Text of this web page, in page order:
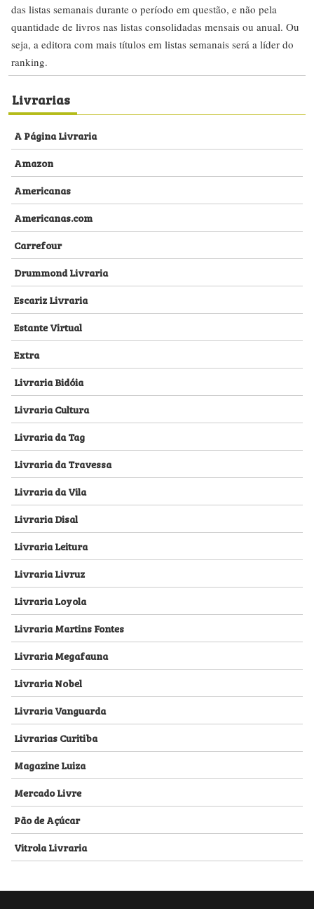
das listas semanais durante o período em questão, e não pela
quantidade de livros nas listas consolidadas mensais ou anual. Ou
seja, a editora com mais títulos em listas semanais será a líder do
ranking.
Livrarias
A Página Livraria
Amazon
Americanas
Americanas.com
Carrefour
Drummond Livraria
Escariz Livraria
Estante Virtual
Extra
Livraria Bidóia
Livraria Cultura
Livraria da Tag
Livraria da Travessa
Livraria da Vila
Livraria Disal
Livraria Leitura
Livraria Livruz
Livraria Loyola
Livraria Martins Fontes
Livraria Megafauna
Livraria Nobel
Livraria Vanguarda
Livrarias Curitiba
Magazine Luiza
Mercado Livre
Pão de Açúcar
Vitrola Livraria